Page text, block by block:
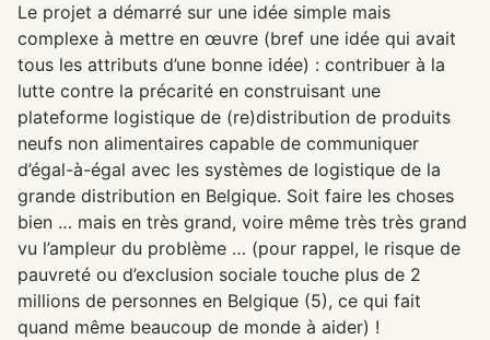
Le projet a démarré sur une idée simple mais
complexe à mettre en œuvre (bref une idée qui avait
tous les attributs d’une bonne idée) : contribuer à la
lutte contre la précarité en construisant une
plateforme logistique de (re)distribution de produits
neufs non alimentaires capable de communiquer
d’égal-à-égal avec les systèmes de logistique de la
grande distribution en Belgique. Soit faire les choses
bien … mais en très grand, voire même très très grand
vu l’ampleur du problème … (pour rappel, le risque de
pauvreté ou d’exclusion sociale touche plus de 2
millions de personnes en Belgique (5), ce qui fait
quand même beaucoup de monde à aider) !